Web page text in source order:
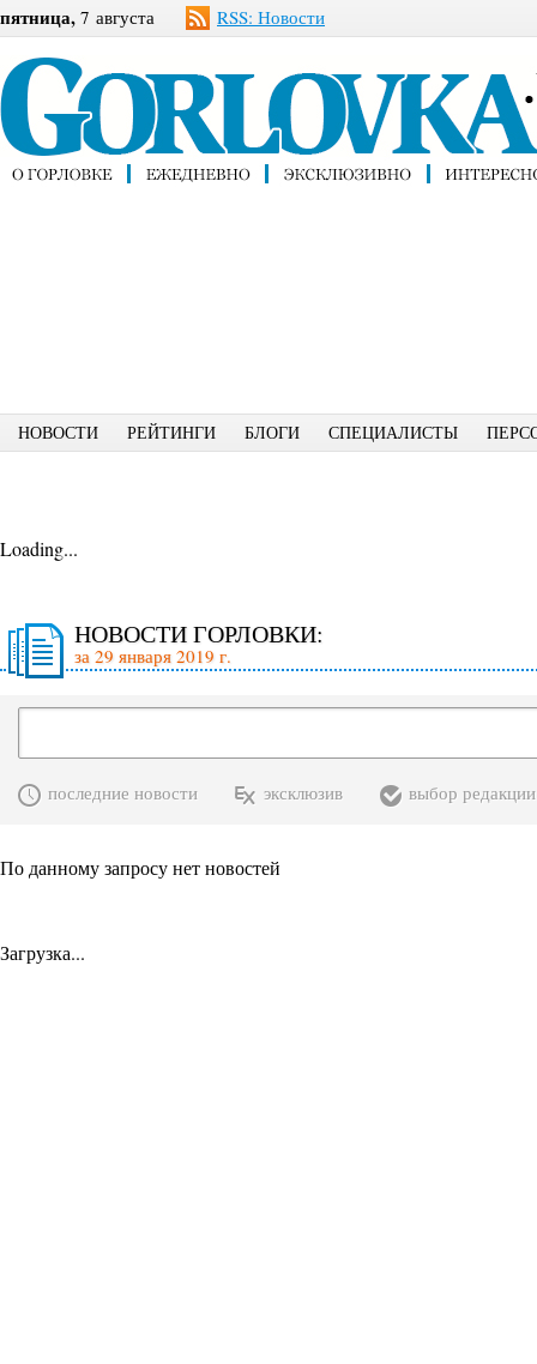
пятница, 7 августа RSS: Новости
НОВОСТИ РЕЙТИНГИ БЛОГИ СПЕЦИАЛИСТЫ
Loading...
НОВОСТИ ГОРЛОВКИ:
за 29 января 2019 г.
последние новости эксклюзив выбор редакции
По данному запросу нет новостей
Загрузка...